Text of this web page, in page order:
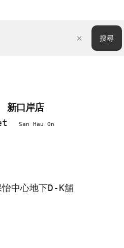
新口岸店
San Hau On
中心地下D-K舖